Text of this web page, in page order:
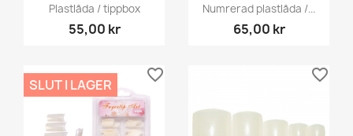
Plastlåda / tippbox
55,00 kr
Numrerad plastlåda /...
65,00 kr
SLUT I LAGER
favorite_border favorite_border